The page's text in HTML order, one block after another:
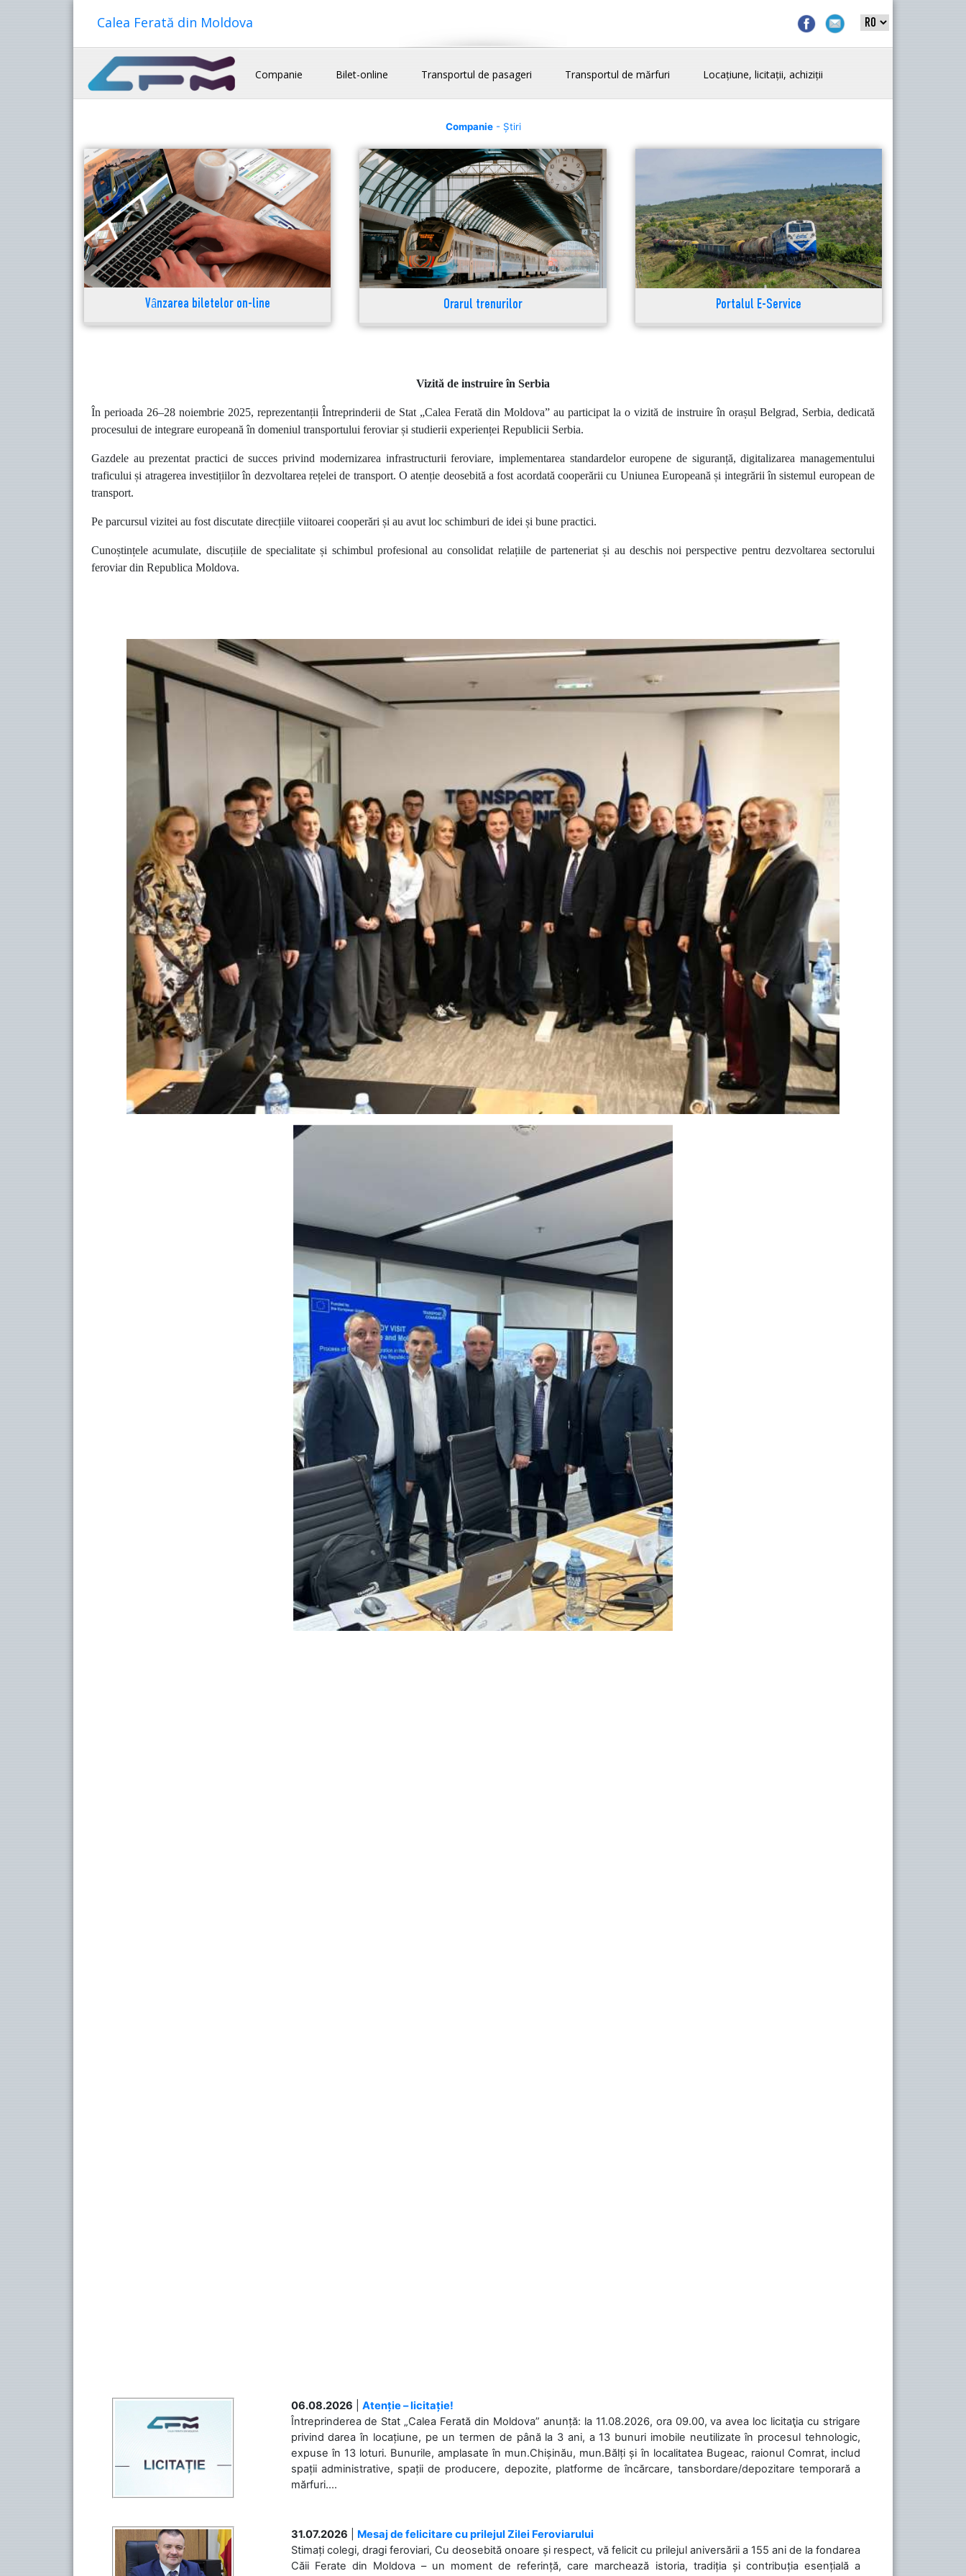
Calea Ferată din Moldova
Companie Bilet-online Transportul de pasageri Transportul de mărfuri Locațiune, licitații, achiziții
Companie- Știri
Vânzarea biletelor on-line Orarul trenurilor Portalul E-Service
Vizită de instruire în Serbia
În perioada 26–28 noiembrie 2025, reprezentanții Întreprinderii de Stat „Calea Ferată din Moldova” au participat la o vizită de instruire în orașul Belgrad, Serbia, dedicată
procesului de integrare europeană în domeniul transportului feroviar și studierii experienței Republicii Serbia.
Gazdele au prezentat practici de succes privind modernizarea infrastructurii feroviare, implementarea standardelor europene de siguranță, digitalizarea managementului
traficului și atragerea investițiilor în dezvoltarea rețelei de transport. O atenție deosebită a fost acordată cooperării cu Uniunea Europeană și integrării în sistemul european de
transport.
Pe parcursul vizitei au fost discutate direcțiile viitoarei cooperări și au avut loc schimburi de idei și bune practici.
Cunoștințele acumulate, discuțiile de specialitate și schimbul profesional au consolidat relațiile de parteneriat și au deschis noi perspective pentru dezvoltarea sectorului
feroviar din Republica Moldova.
06.08.2026
Atenție – licitație!
Întreprinderea de Stat „Calea Ferată din Moldova” anunță: la 11.08.2026, ora 09.00, va avea loc licitaţia cu strigare
privind darea în locațiune, pe un termen de până la 3 ani, a 13 bunuri imobile neutilizate în procesul tehnologic,
expuse în 13 loturi. Bunurile, amplasate în mun.Chișinău, mun.Bălți și în localitatea Bugeac, raionul Comrat, includ
spații administrative, spații de producere, depozite, platforme de încărcare, tansbordare/depozitare temporară a
mărfuri....
31.07.2026
Mesaj de felicitare cu prilejul Zilei Feroviarului
Stimați colegi, dragi feroviari, Cu deosebită onoare și respect, vă felicit cu prilejul aniversării a 155 ani de la fondarea
Căii Ferate din Moldova – un moment de referință, care marchează istoria, tradiția și contribuția esențială a